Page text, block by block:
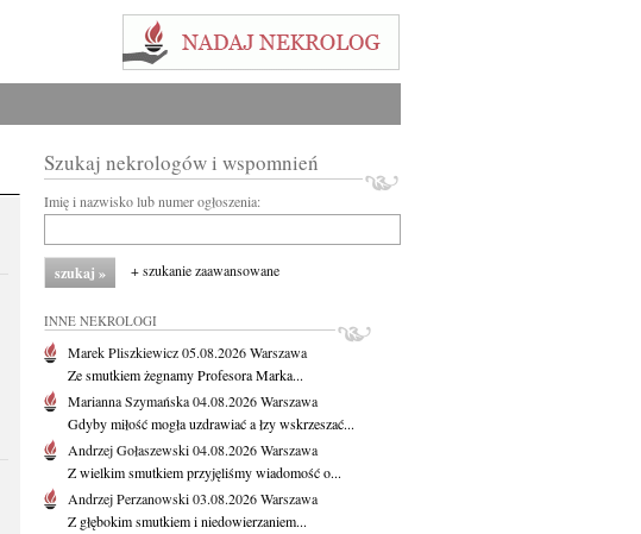
Szukaj nekrologów i wspomnień
Imię i nazwisko lub numer ogłoszenia:
+ szukanie zaawansowane
INNE NEKROLOGI
Marek Pliszkiewicz05.08.2026Warszawa
Ze smutkiem żegnamy Profesora Marka...
Marianna Szymańska04.08.2026Warszawa
Gdyby miłość mogła uzdrawiać a łzy wskrzeszać...
Andrzej Gołaszewski04.08.2026Warszawa
Z wielkim smutkiem przyjęliśmy wiadomość o...
Andrzej Perzanowski03.08.2026Warszawa
Z głębokim smutkiem i niedowierzaniem...